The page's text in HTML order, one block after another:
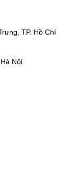
TP. Hồ Chí
Nội